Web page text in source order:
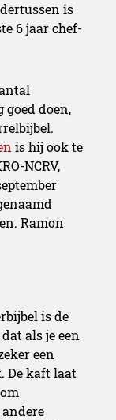
is
6 jaar chef-
goed doen,
is hij ook te
NCRV,
Ramon
is de
als je een
een
De kaft laat